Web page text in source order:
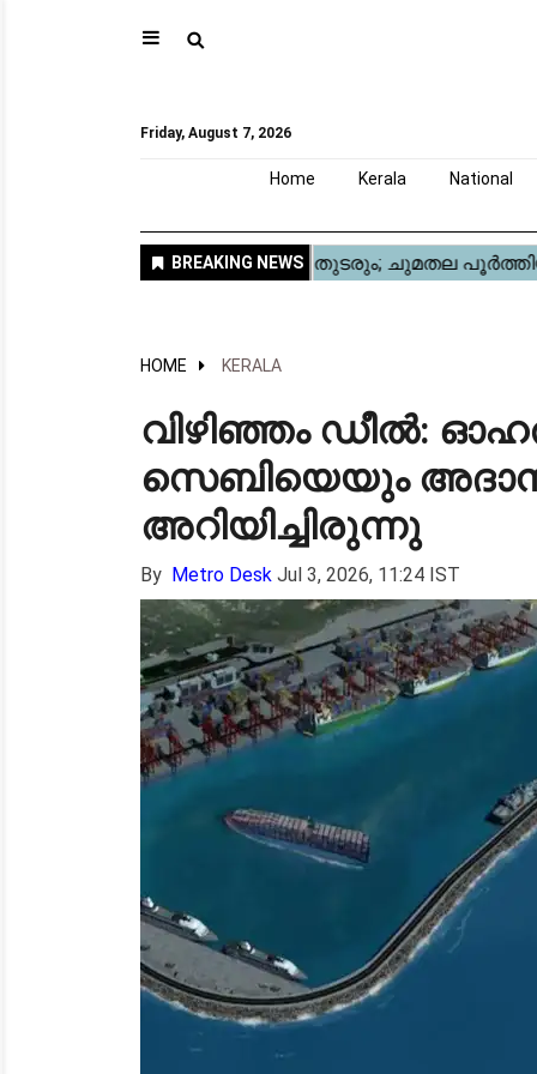
⚲
Friday, August 7, 2026
Home Kerala National
HOME KERALA
വിഴിഞ്ഞം ഡീൽ:
സെബിയെയും
അറിയിച്ചിരുന്നു
By Metro Desk Jul 3, 2026, 11:24 IST